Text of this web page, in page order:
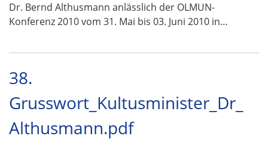
Dr. Bernd Althusmann anlässlich der OLMUN-
Konferenz 2010 vom 31. Mai bis 03. Juni 2010 in…
38.
Grusswort_Kultusminister_Dr_
Althusmann.pdf